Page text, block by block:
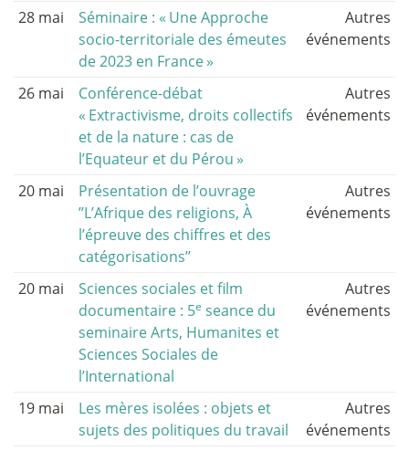
28 mai Séminaire : « Une Approche
socio-territoriale des émeutes
de 2023 en France»
Autres
événements
26 mai
Conférence-débat
« Extractivisme, droits collectifs
et de la nature : cas de
l’Equateur et du Pérou »
Autres
événements
20 mai
Présentation de l’ouvrage
’’L’Afrique des religions, À
l’épreuve des chiffres et des
catégorisations’’
Autres
événements
20 mai
Sciences sociales et film
documentaire : 5e seance du
seminaire Arts, Humanites et
Sciences Sociales de
l’International
Autres
événements
19 mai
Les mères isolées : objets et
sujets des politiques du travail
Autres
événements